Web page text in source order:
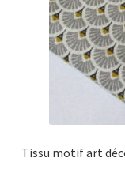
Tissu motif art